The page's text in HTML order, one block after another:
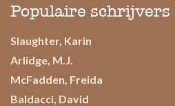
Populaire schrijvers
Slaughter, Karin
Arlidge, M.J.
McFadden, Freida
Baldacci, David